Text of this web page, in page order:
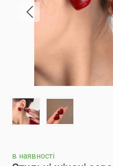
в наявності